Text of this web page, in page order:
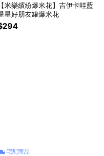
【米樂繽紛爆米花】吉伊卡哇藍
星好朋友罐爆米花
宅配商品